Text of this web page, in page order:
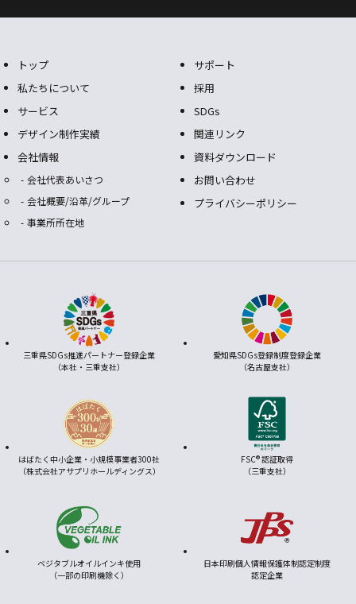
トップ
私たちについて
サービス
デザイン制作実績
会社情報
会社代表あいさつ
会社概要/沿革/グループ
事業所所在地
サポート
採用
SDGs
関連リンク
資料ダウンロード
お問い合わせ
プライバシーポリシー
三重県SDGs推進パートナー登録企業
（本社・三重支社）
愛知県SDGs登録制度登録企業
（名古屋支社）
はばたく中小企業・小規模事業者300社
（株式会社アサプリホールディングス）
FSC® 認証取得
（三重支社）
ベジタブルオイルインキ使用
（一部の印刷機除く）
日本印刷個人情報保護体制認定制度
認定企業